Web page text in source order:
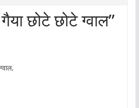
छोटे छोटे ग्वाल”